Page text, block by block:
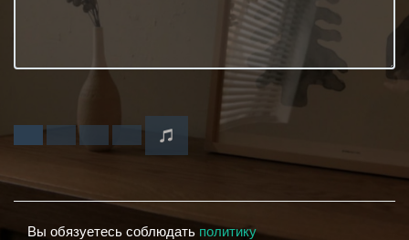
Вы обязуетесь соблюдать политику